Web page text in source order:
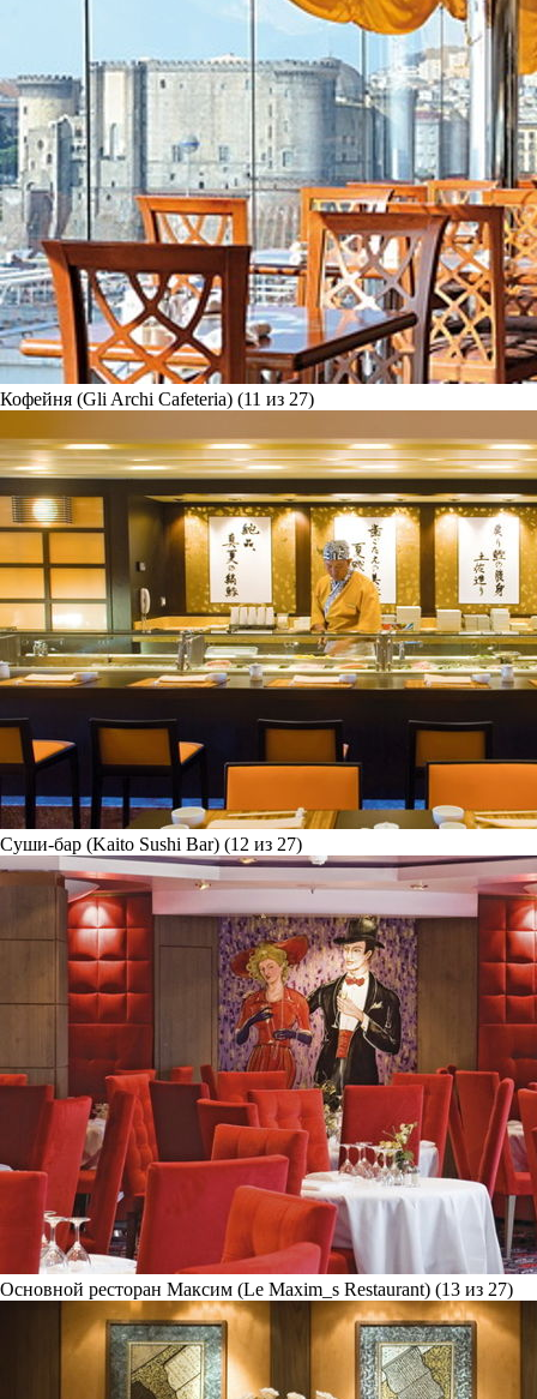
Кофейня (Gli Archi Cafeteria) (11 из 27)
Суши-бар (Kaito Sushi Bar) (12 из 27)
Основной ресторан Максим (Le Maxim_s Restaurant) (13 из 27)